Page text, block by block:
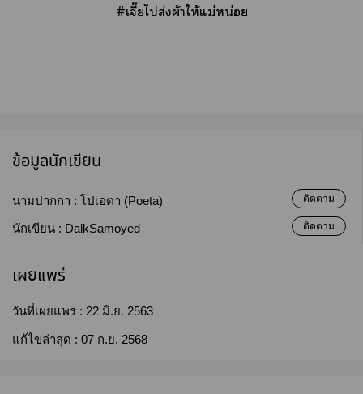
#เจี๊ยไส่งผ้าให้แม่หน่อย
ข้อมูลนักเขียน
นามปากกา : โปเอตา (Poeta) ติดตาม
นักเขียน : DalkSamoyed ติดตาม
เผยแพร่
วันที่เผยแพร่ : 22 มิ.ย. 2563
แก้ไขล่าสุด : 07 ก.ย. 2568